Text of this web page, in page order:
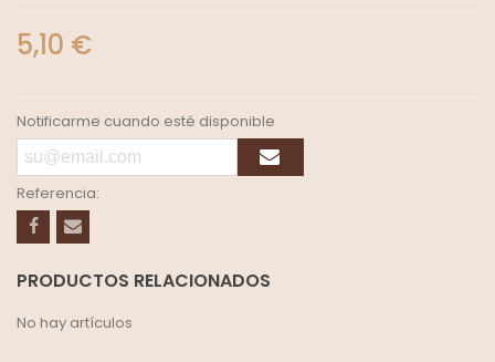
5,10 €
Notificarme cuando esté disponible
Referencia:
PRODUCTOS RELACIONADOS
No hay artículos